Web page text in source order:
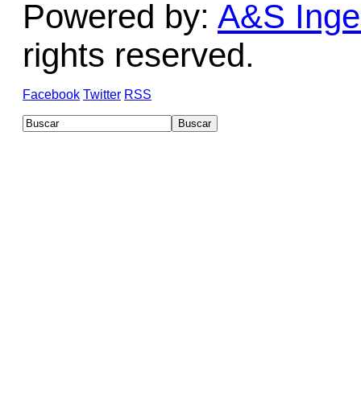
Powered by: A&S
rights reserved.
Facebook Twitter RSS